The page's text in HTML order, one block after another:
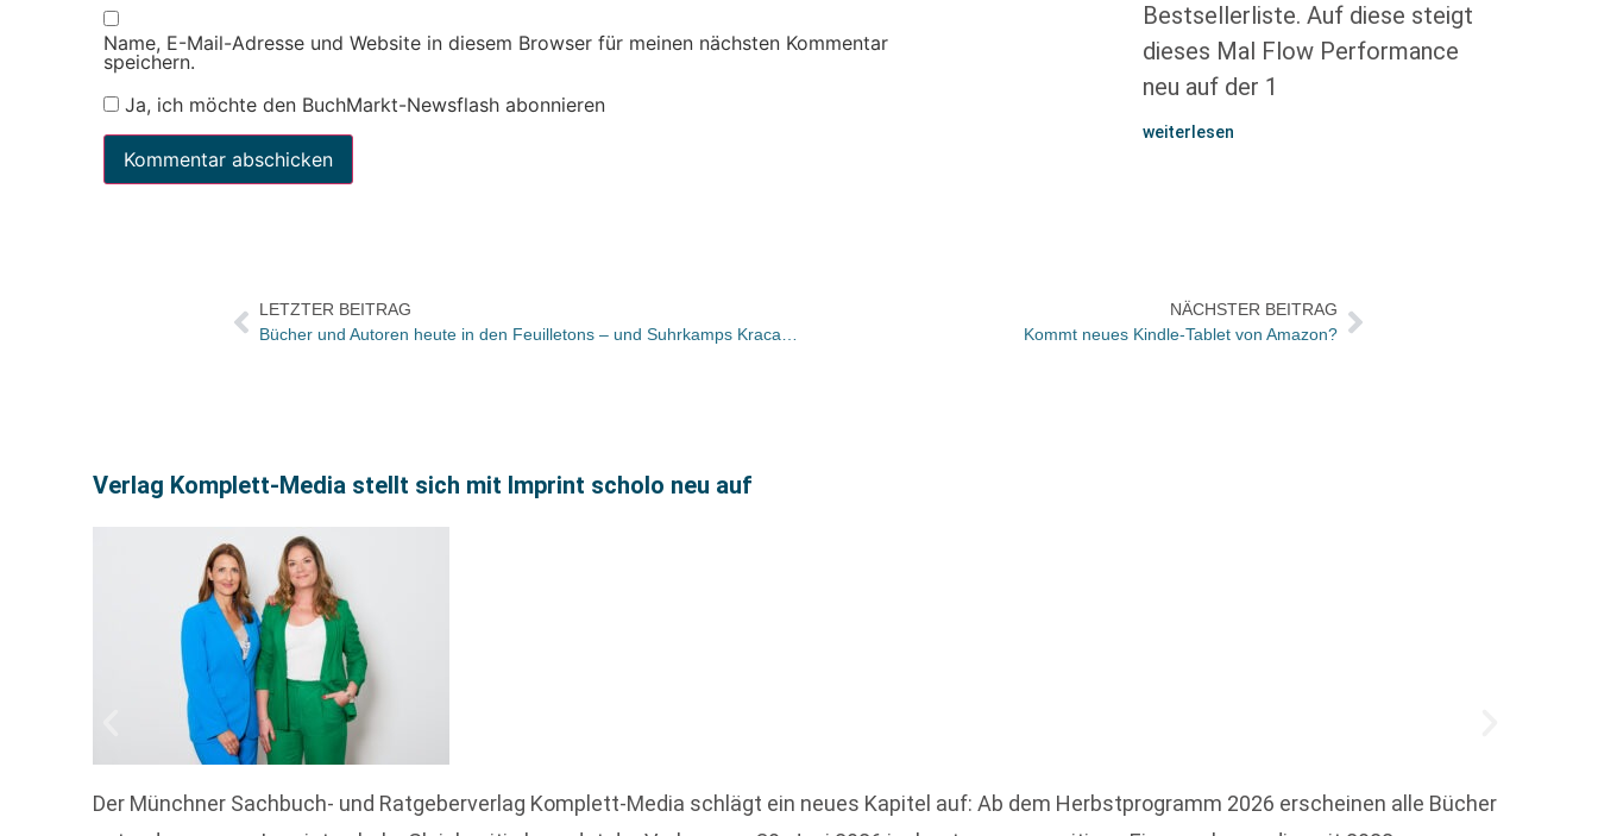
Name, E-Mail-Adresse und Website in diesem Browser für meinen nächsten Kommentar
speichern.
Ja, ich möchte den BuchMarkt-Newsflash abonnieren
Bestsellerliste. Auf diese steigt
dieses Mal Flow Performance
neu auf der 1
weiterlesen
LETZTER BEITRAG
NÄCHSTER BEITRAG
Kommt neues Kindle-Tablet von Amazon?
Verlag Komplett-Media stellt sich mit Imprint scholo neu auf
Der Münchner Sachbuch- und Ratgeberverlag Komplett-Media schlägt ein neues Kapitel auf: Ab dem Herbstprogramm 2026 erscheinen alle Bücher